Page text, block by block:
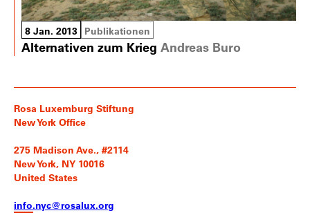
8 Jan. 2013 Publikationen
Alternativen zum Krieg Andreas Buro
Rosa Luxemburg Stiftung
New York Office
275 Madison Ave., #2114
New York, NY 10016
United States
info.nyc@rosalux.org